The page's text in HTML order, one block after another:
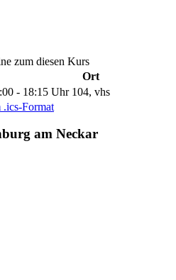
zum diesen Kurs
Ort
- 18:15 Uhr 104, vhs
Format
am Neckar